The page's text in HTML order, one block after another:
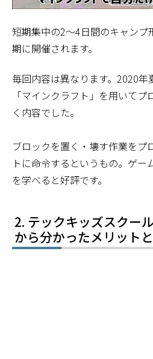
短期集中の2～4日間のキャンプ
期に開催されます。
毎回内容は異なります。2020
「マインクラフト」を用いて
く内容でした。
ブロックを置く・壊す作業をプ
トに命令するというもの。ゲー
を学べると好評です。
テックキッズスクー
から分かったメリット